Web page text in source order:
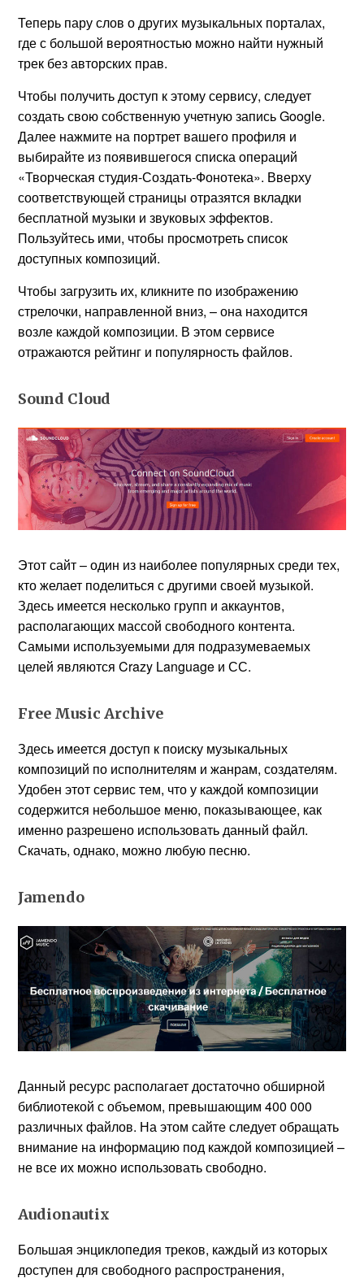
Теперь пару слов о других музыкальных порталах,
где с большой вероятностью можно найти нужный
трек без авторских прав.
Чтобы получить доступ к этому сервису, следует
создать свою собственную учетную запись Google.
Далее нажмите на портрет вашего профиля и
выбирайте из появившегося списка операций
«Творческая студия-Создать-Фонотека». Вверху
соответствующей страницы отразятся вкладки
бесплатной музыки и звуковых эффектов.
Пользуйтесь ими, чтобы просмотреть список
доступных композиций.
Чтобы загрузить их, кликните по изображению
стрелочки, направленной вниз, – она находится
возле каждой композиции. В этом сервисе
отражаются рейтинг и популярность файлов.
Sound Cloud
Этот сайт – один из наиболее популярных среди тех,
кто желает поделиться с другими своей музыкой.
Здесь имеется несколько групп и аккаунтов,
располагающих массой свободного контента.
Самыми используемыми для подразумеваемых
целей являются Crazy Language и СС.
Free Music Archive
Здесь имеется доступ к поиску музыкальных
композиций по исполнителям и жанрам, создателям.
Удобен этот сервис тем, что у каждой композиции
содержится небольшое меню, показывающее, как
именно разрешено использовать данный файл.
Скачать, однако, можно любую песню.
Jamendo
Данный ресурс располагает достаточно обширной
библиотекой с объемом, превышающим 400 000
различных файлов. На этом сайте следует обращать
внимание на информацию под каждой композицией –
не все их можно использовать свободно.
Audionautix
Большая энциклопедия треков, каждый из которых
доступен для свободного распространения,